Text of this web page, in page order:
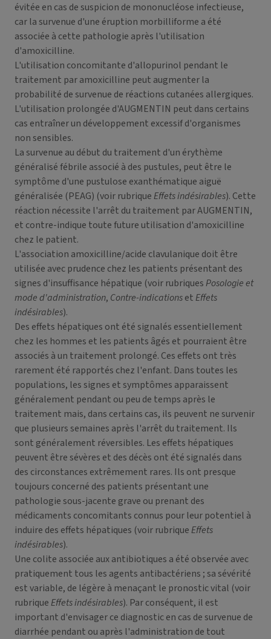
évitée en cas de suspicion de mononucléose infectieuse,
car la survenue d'une éruption morbilliforme a été
associée à cette pathologie après l'utilisation
d'amoxicilline.
L'utilisation concomitante d'allopurinol pendant le
traitement par amoxicilline peut augmenter la
probabilité de survenue de réactions cutanées allergiques.
L'utilisation prolongée d'AUGMENTIN peut dans certains
cas entraîner un développement excessif d'organismes
non sensibles.
La survenue au début du traitement d'un érythème
généralisé fébrile associé à des pustules, peut être le
symptôme d'une pustulose exanthématique aiguë
généralisée (PEAG) (voir rubriqueEffets indésirables). Cette
réaction nécessite l'arrêt du traitement par AUGMENTIN,
et contre-indique toute future utilisation d'amoxicilline
chez le patient.
L'association amoxicilline/acide clavulanique doit être
utilisée avec prudence chez les patients présentant des
signes d'insuffisance hépatique (voir rubriquesPosologie et
mode d'administration, Contre-indicationsetEffets
indésirables).
Des effets hépatiques ont été signalés essentiellement
chez les hommes et les patients âgés et pourraient être
associés à un traitement prolongé. Ces effets ont très
rarement été rapportés chez l'enfant. Dans toutes les
populations, les signes et symptômes apparaissent
généralement pendant ou peu de temps après le
traitement mais, dans certains cas, ils peuvent ne survenir
que plusieurs semaines après l'arrêt du traitement. Ils
sont généralement réversibles. Les effets hépatiques
peuvent être sévères et des décès ont été signalés dans
des circonstances extrêmement rares. Ils ont presque
toujours concerné des patients présentant une
pathologie sous-jacente grave ou prenant des
médicaments concomitants connus pour leur potentiel à
induire des effets hépatiques (voir rubriqueEffets
indésirables).
Une colite associée aux antibiotiques a été observée avec
pratiquement tous les agents antibactériens ; sa sévérité
est variable, de légère à menaçant le pronostic vital (voir
rubriqueEffets indésirables). Par conséquent, il est
important d'envisager ce diagnostic en cas de survenue de
diarrhée pendant ou après l'administration de tout